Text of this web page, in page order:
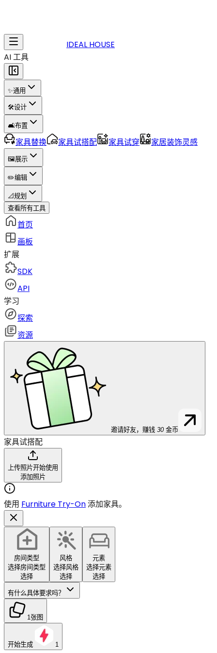
IDEAL HOUSE
AI 工具
✨通用
🛠️设计
🛋️布置
家具替换 家具试搭配 家具试穿 家居装饰灵感
🖼️展示
✏️编辑
📐规划
查看所有工具
首页
画板
扩展
SDK
API
学习
探索
资源
邀请好友，赚钱 30 金币
家具试搭配
上传照片开始使用
添加照片
使用 Furniture Try-On添加家具。
房间类型
选择房间类型
选择
风格
选择风格
选择
元素
选择元素
选择
有什么具体要求吗？
1张图
开始生成 1